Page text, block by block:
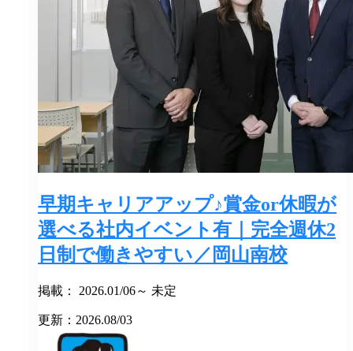
早期キャリアアップ♪賞金or休暇が
選べる社内イベント有｜完全週休2
日制で働きやすい／岡山南校
掲載： 2026.01/06～ 未定
更新：2026.08/03